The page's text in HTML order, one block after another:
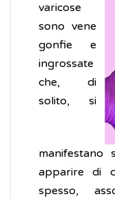
varicose
sono vene
gonfie e
ingrossate
che, di
solito, si
manifestano
apparire di
spesso,